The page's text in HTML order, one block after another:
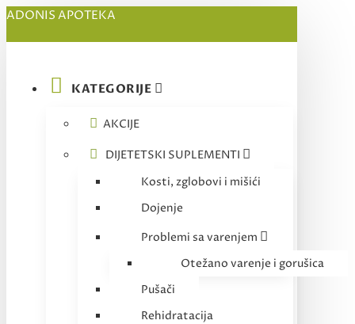
ADONIS APOTEKA
KATEGORIJE
AKCIJE
DIJETETSKI SUPLEMENTI
Kosti, zglobovi i mišići
Dojenje
Problemi sa varenjem
Otežano varenje i gorušica
Pušači
Rehidratacija